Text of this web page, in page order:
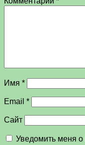
Имя *
Email *
Сайт
Уведомить меня